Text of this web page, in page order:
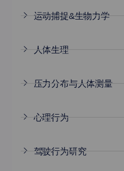
运动捕捉&生物力学
人体生理
压力分布与人体测量
心理行为
驾驶行为研究